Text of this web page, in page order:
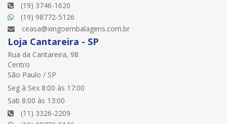
(19) 3746-1620
(19) 98772-5126
ceasa@xingoembalagens.com.br
Loja Cantareira - SP
Rua da Cantareira, 98
Centro
São Paulo / SP
Seg à Sex 8:00 às 17:00
Sab 8:00 às 13:00
(11) 3326-2209